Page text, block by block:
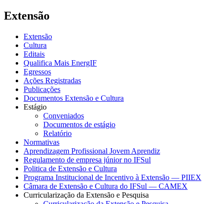
Extensão
Extensão
Cultura
Editais
Qualifica Mais EnergIF
Egressos
Ações Registradas
Publicações
Documentos Extensão e Cultura
Estágio
Conveniados
Documentos de estágio
Relatório
Normativas
Aprendizagem Profissional Jovem Aprendiz
Regulamento de empresa júnior no IFSul
Politica de Extensão e Cultura
Programa Institucional de Incentivo à Extensão — PIIEX
Câmara de Extensão e Cultura do IFSul — CAMEX
Curricularização da Extensão e Pesquisa